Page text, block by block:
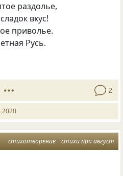
раздолье,
вкус!
приволье.
Русь.
2
2020
стихотворение стихи про август